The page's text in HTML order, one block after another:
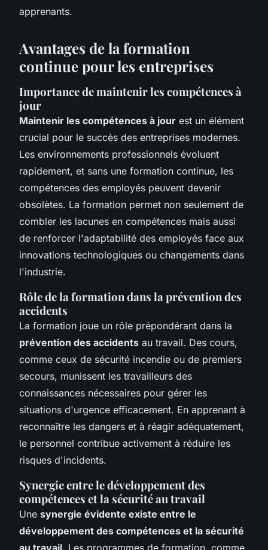
apprenants.
Avantages de la formation
continue pour les entreprises
Importance de maintenir les compétences à
jour
Maintenir les compétences à jour est un élément
crucial pour le succès des entreprises modernes.
Les environnements professionnels évoluent
rapidement, et sans une formation continue, les
compétences des employés peuvent devenir
obsolètes. La formation permet non seulement de
combler les lacunes en compétences mais aussi
de renforcer l'adaptabilité des employés face aux
innovations technologiques ou changements dans
l'industrie.
Rôle de la formation dans la prévention des
accidents
La formation joue un rôle prépondérant dans la
prévention des accidents au travail. Des cours,
comme ceux de sécurité incendie ou de premiers
secours, munissent les travailleurs des
connaissances nécessaires pour gérer les
situations d'urgence efficacement. En apprenant à
reconnaître les dangers et à réagir adéquatement,
le personnel contribue activement à réduire les
risques d'incidents.
Synergie entre le développement des
compétences et la sécurité au travail
Une synergie évidente existe entre le
développement des compétences et la sécurité
au travail. Les programmes de formation, comme